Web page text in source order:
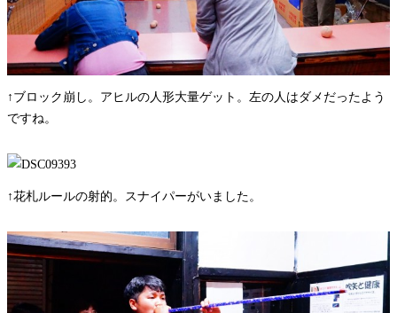
↑ブロック崩し。アヒルの人形大量ゲット。左の人はダメだったよう
ですね。
↑花札ルールの射的。スナイパーがいました。